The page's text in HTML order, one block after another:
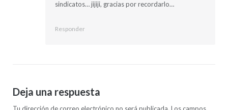
sindicatos… jijiji, gracias por recordarlo…
Responder
Deja una respuesta